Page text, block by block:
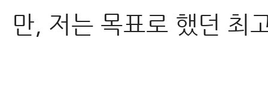
만, 저는 목표로 했던 최